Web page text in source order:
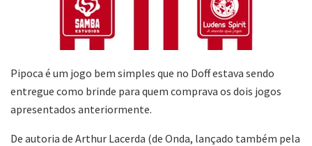
Pipoca é um jogo bem simples que no Doff estava sendo
entregue como brinde para quem comprava os dois jogos
apresentados anteriormente.
De autoria de Arthur Lacerda (de Onda, lançado também pela